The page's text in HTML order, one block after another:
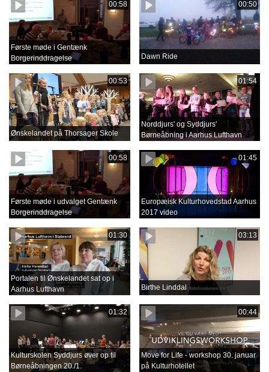
00:58
Første møde i Gentænk
Borgerinddragelse
00:50
Dawn Ride
00:53
Ønskelandet på Thorsager Skole
01:54
Norddjurs' og Syddjurs'
Børneåbning i Aarhus Lufthavn
00:58
Første møde i udvalget Gentænk
Borgerinddragelse
01:45
Europæisk Kulturhovedstad Aarhus
2017 video
01:30
Portalen til Ønskelandet sat op i
Aarhus Lufthavn
03:13
Birthe Linddal
01:32
Kulturskolen Syddjurs øver op til
Børneåbningen 20./1.
00:44
Move for Life - workshop 30. januar
på Kulturhotellet